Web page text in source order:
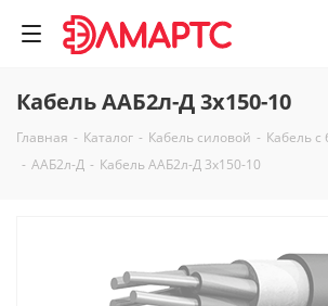
Кабель ААБ2л-Д 3х150-10
Главная - Каталог - Кабель силовой - Кабель
- ААБ2л-Д - Кабель ААБ2л-Д 3х150-10